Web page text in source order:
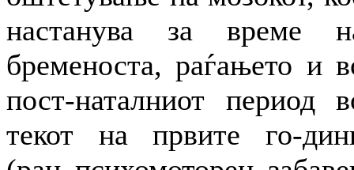
настанува за време
бременоста, раѓањето и
пост-наталниот период
текот на првите го-